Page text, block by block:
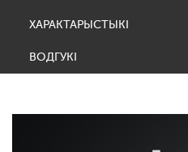
ХАРАКТАРЫСТЫКІ
ВОДГУКІ